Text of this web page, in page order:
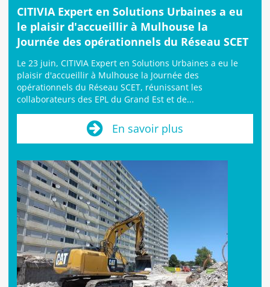
CITIVIA Expert en Solutions Urbaines a eu
le plaisir d'accueillir à Mulhouse la
Journée des opérationnels du Réseau SCET
Le 23 juin, CITIVIA Expert en Solutions Urbaines a eu le
plaisir d'accueillir à Mulhouse la Journée des
opérationnels du Réseau SCET, réunissant les
collaborateurs des EPL du Grand Est et de...
En savoir plus